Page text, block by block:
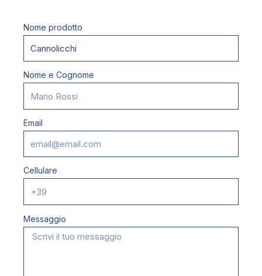
Nome prodotto
Nome e Cognome
Email
Cellulare
Messaggio